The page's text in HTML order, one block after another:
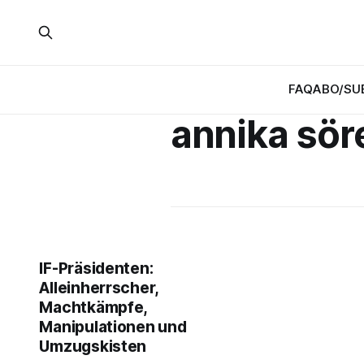
FAQABO/
annika
IF-Präsidenten:
Alleinherrscher,
Machtkämpfe,
Manipulationen und
Umzugskisten